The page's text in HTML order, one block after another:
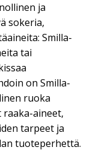
ja
sokeria,
Smilla-
tai
on Smilla-
ruoka
raaka-aineet,
tarpeet ja
tuoteperhettä.